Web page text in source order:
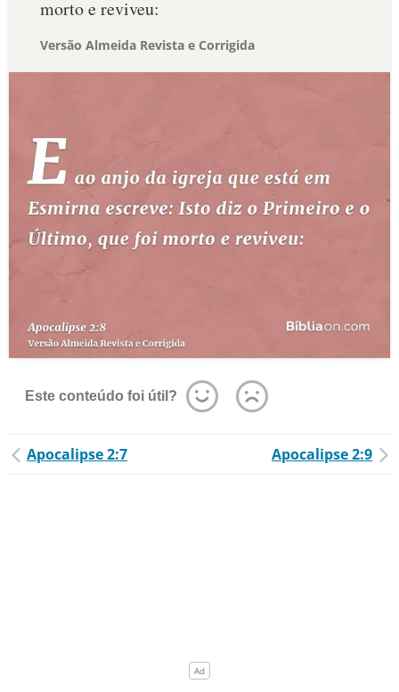
morto e reviveu:
Versão Almeida Revista e Corrigida
Este conteúdo foi útil?
Apocalipse 2:7 Apocalipse 2:9